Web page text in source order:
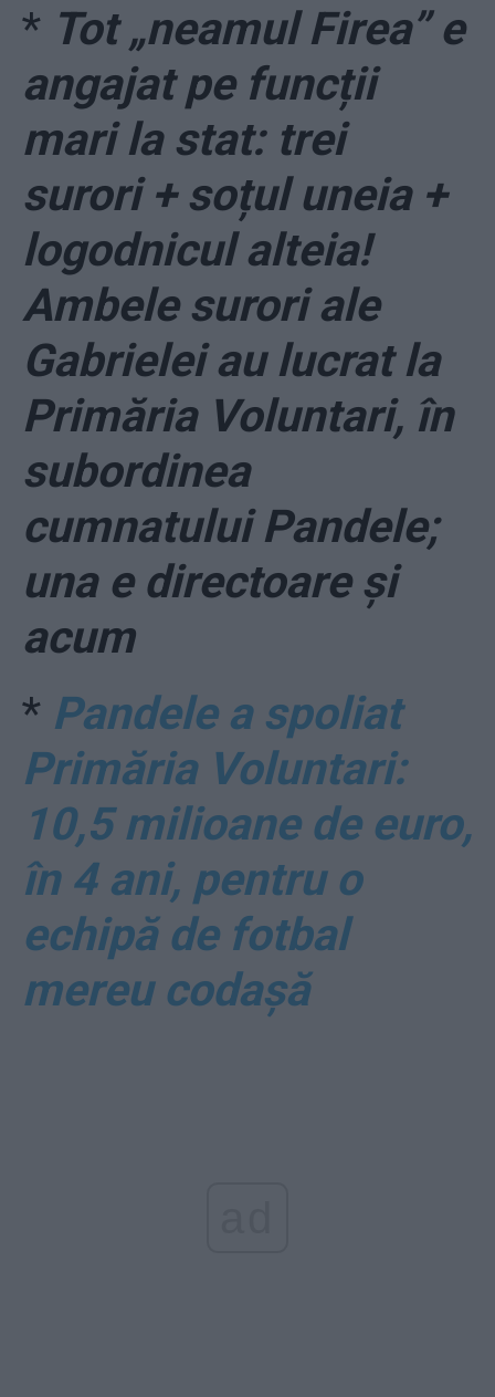
* Tot „neamul Firea” e
angajat pe funcții
mari la stat: trei
surori + soțul uneia +
logodnicul alteia!
Ambele surori ale
Gabrielei au lucrat la
Primăria Voluntari, în
subordinea
cumnatului Pandele;
una e directoare și
acum
* Pandele a spoliat
Primăria Voluntari:
10,5 milioane de euro,
în 4 ani, pentru o
echipă de fotbal
mereu codașă